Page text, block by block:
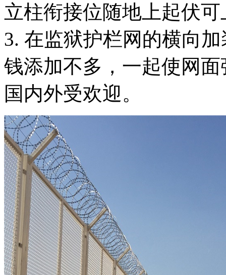
立柱衔接位随地上起伏
3. 在监狱护栏网的横向
钱添加不多，一起使网
国内外受欢迎。